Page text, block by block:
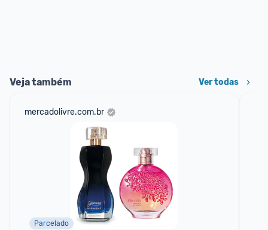
Veja também Ver todas
mercadolivre.com.br
Parcelado